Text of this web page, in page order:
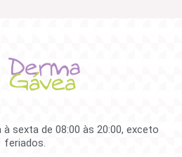
sexta de 08:00 às 20:00, exceto
feriados.